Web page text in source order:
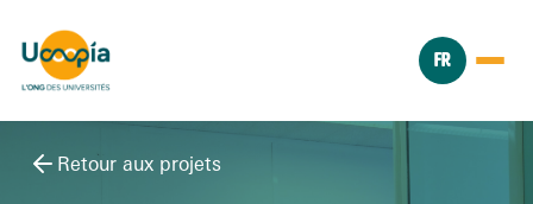
FR
Retour aux projets